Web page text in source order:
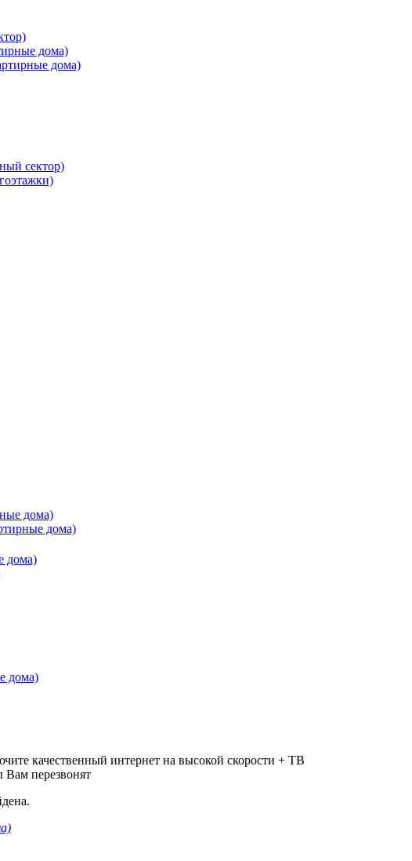
дома)
дома)
сектор)
дома)
дома)
дома)
дома)
качественный интернет на высокой скорости + ТВ
перезвонят